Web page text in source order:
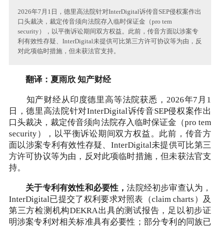
2026年7月1日，德里高法院针对InterDigital诉传音SEP侵权案作出
口头裁决，裁定传音须向法院存入临时保证金（pro tem
security），以平衡诉讼期间双方权益。此前，传音方面以涉案专
利有效性存疑、InterDigital未提供可比第三方许可协议等为由，反
对此项临时措施，但未获法官支持。
翻译：夏雨欣 知产财经
知产财经从印度德里高等法院获悉，2026年7月1
日，德里高法院针对InterDigital诉传音SEP侵权案作出
口头裁决，裁定传音须向法院存入临时保证金（pro tem
security），以平衡诉讼期间双方权益。此前，传音方
面以涉案专利有效性存疑、InterDigital未提供可比第三
方许可协议等为由，反对此项临时措施，但未获法官支
持。
关于专利有效性和必要性，法院经初步审查认为，
InterDigital已提交了权利要求对照表（claim charts）及
第三方检测机构DEKRA出具的测试报告，足以初步证
明涉案专利对相关标准具有必要性；部分专利的同族已